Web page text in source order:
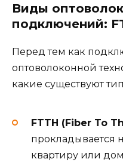
Виды
подключений:
Перед тем как
оптоволоконной
какие существуют
FTTH (Fiber To
прокладывается
квартиру или